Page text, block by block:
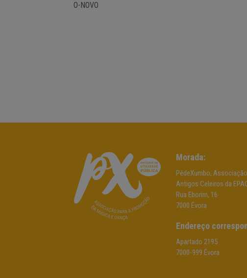
O-NOVO
Morada:
PédeXumbo,
Antigos Celeiros da
Rua Eborim, 16
7000 Évora
Endereço
Apartado 2195
7000-999 Évora